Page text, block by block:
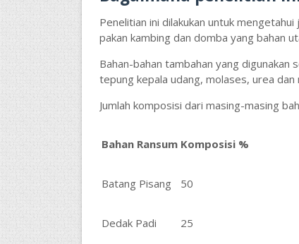
Penelitian ini dilakukan untuk
pakan kambing dan domba yang bahan
Bahan-bahan tambahan yang digunakan
tepung kepala udang, molases, urea dan
Jumlah komposisi dari masing-masing
Bahan Ransum Komposisi %
Batang Pisang 50
Dedak Padi 25